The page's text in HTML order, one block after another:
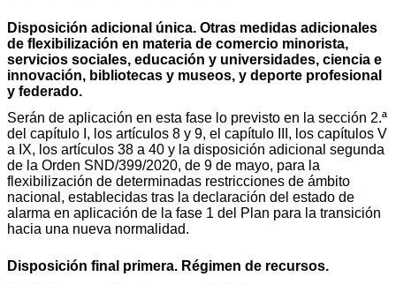
Disposición adicional única. Otras medidas adicionales
de flexibilización en materia de comercio minorista,
servicios sociales, educación y universidades, ciencia e
innovación, bibliotecas y museos, y deporte profesional
y federado.
Serán de aplicación en esta fase lo previsto en la sección 2.ª
del capítulo I, los artículos 8 y 9, el capítulo III, los capítulos V
a IX, los artículos 38 a 40 y la disposición adicional segunda
de la Orden SND/399/2020, de 9 de mayo, para la
flexibilización de determinadas restricciones de ámbito
nacional, establecidas tras la declaración del estado de
alarma en aplicación de la fase 1 del Plan para la transición
hacia una nueva normalidad.
Disposición final primera. Régimen de recursos.